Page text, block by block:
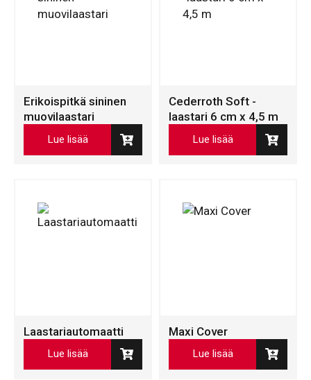
Erikoispitkä sininen
muovilaastari
Lue lisää
Cederroth Soft -
laastari 6 cm x 4,5 m
Lue lisää
Laastariautomaatti
Lue lisää
Maxi Cover
Lue lisää